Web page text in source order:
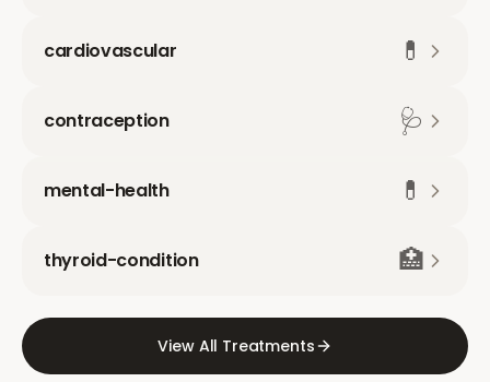
cardiovascular 💊
contraception 🩺
mental-health 💊
thyroid-condition 🏥
View All Treatments